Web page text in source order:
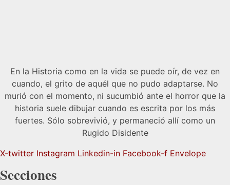
En la Historia como en la vida se puede oír, de vez en
cuando, el grito de aquél que no pudo adaptarse. No
murió con el momento, ni sucumbió ante el horror que la
historia suele dibujar cuando es escrita por los más
fuertes. Sólo sobrevivió, y permaneció allí como un
Rugido Disidente
X-twitter Instagram Linkedin-in Facebook-f Envelope
Secciones